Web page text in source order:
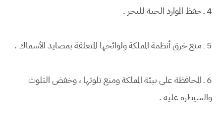
4 ـ حفظ الموارد الحية للبحر .
5 ـ منع خرق أنظمة المملكة ولوائحها المتعلقة بمصايد الأسماك .
6 ـ المحافظة على بيئة المملكة ومنع تلوثها ، وخفض التلوث
والسيطرة عليه .